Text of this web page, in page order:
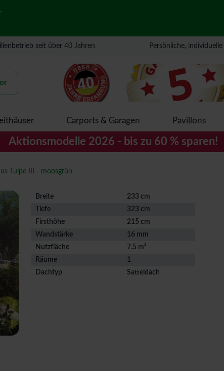
seit über 40 Jahren Persönliche,
Carports & Garagen Pavillons
Aktionsmodelle 2026 - bis zu 60 % sparen!
Tulpe III - moosgrün
2
Breite
233 cm
Tiefe
323 cm
Firsthöhe
215 cm
Wandstärke
16 mm
Nutzfläche
7.5 m²
Räume
1
Dachtyp
Satteldach